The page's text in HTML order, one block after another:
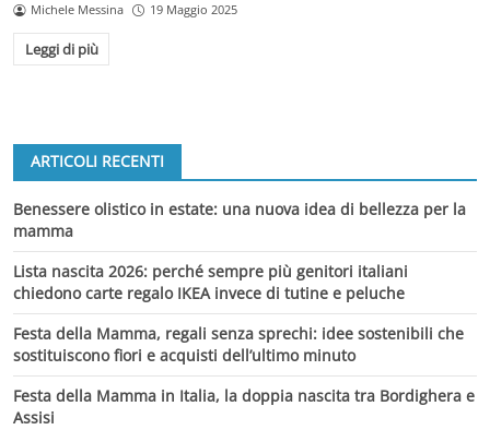
Michele Messina 19 Maggio 2025
Leggi di più
ARTICOLI RECENTI
Benessere olistico in estate: una nuova idea di bellezza per la
mamma
Lista nascita 2026: perché sempre più genitori italiani
chiedono carte regalo IKEA invece di tutine e peluche
Festa della Mamma, regali senza sprechi: idee sostenibili che
sostituiscono fiori e acquisti dell’ultimo minuto
Festa della Mamma in Italia, la doppia nascita tra Bordighera e
Assisi